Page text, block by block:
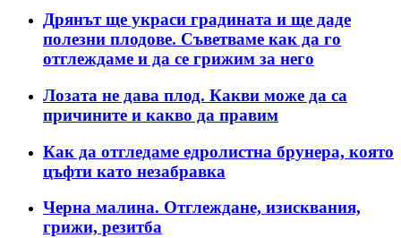
Дрянът ще украси градината и ще даде
полезни плодове. Съветваме как да го
отглеждаме и да се грижим за него
Лозата не дава плод. Какви може да са
причините и какво да правим
Как да отгледаме едролистна брунера, която
цъфти като незабравка
Черна малина. Отглеждане, изисквания,
грижи, резитба